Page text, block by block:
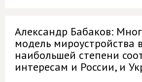
Александр Бабаков:
модель мироустройства в
наибольшей степени
интересам и России, и